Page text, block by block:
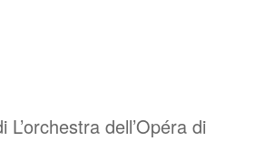
L’orchestra dell’Opéra di